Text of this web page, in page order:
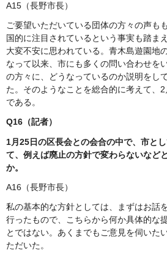
A15（長野市長）
ご要望いただいている団体の方々の声も
国的に注目されているという事実も踏ま
大変不安に思われている。青木島遊園地
なって以来、市にも多くの問い合わせを
の方々に、どうなっているのか説明をし
た。そのようなことを総合的に考えて、
である。
Q16（記者）
1月25日の区長会との会合の中で、市と
て、例えば廃止の方針で変わらないなど
か。
A16（長野市長）
私の基本的な方針としては、まずはお話
行ったもので、こちらから何か具体的な
とではない。あくまでもご意見を伺いた
ただいた。